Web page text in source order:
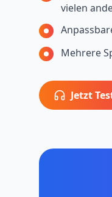
vielen
Mehrere
Jetzt